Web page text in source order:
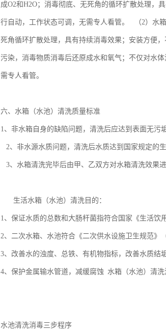
成O2和H2O；消毒彻底、无死角的循环扩散处理，
行自动，工作状态可调，无需专人看管。 （2）水
死角循环扩散处理，具有持续消毒效果；安装方便
污染，消毒物质消毒后还原成水和氧气；不仅对水
需专人看管。
六、水箱（水池）清洗质量标准
1、非水箱自身的缺陷问题，清洗后应达到表面无污
2、非水源水质问题，清洗后水质达到国家规定的生
3、水箱清洗完毕后由甲、乙双方对水箱清洗效果
生活水箱（水池）清洗目的：
1、保证水质的总数和大肠杆菌指符合国家《生活
2、二次水箱、水池符合《二次供水设施卫生规范》
3、改善水的浊度、总铁、有机物指标，改善水质结
4、保护金属输水管道，减缓腐蚀 水箱（水池）清
水池清洗消毒三步程序